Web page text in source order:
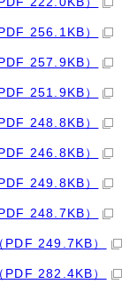
256.1KB）
257.9KB）
251.9KB）
248.8KB）
246.8KB）
249.8KB）
248.7KB）
249.7KB）
282.4KB）